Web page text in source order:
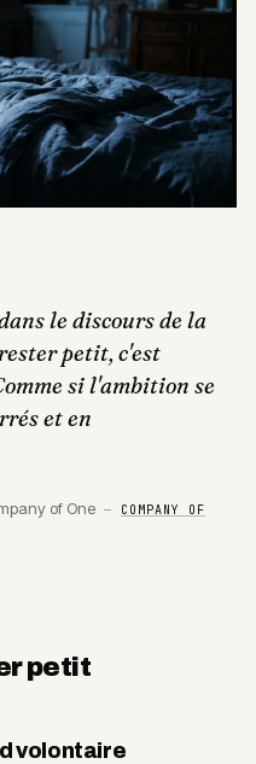
le discours de la
petit, c'est
si l'ambition se
et en
of One — COMPANY OF
petit
volontaire